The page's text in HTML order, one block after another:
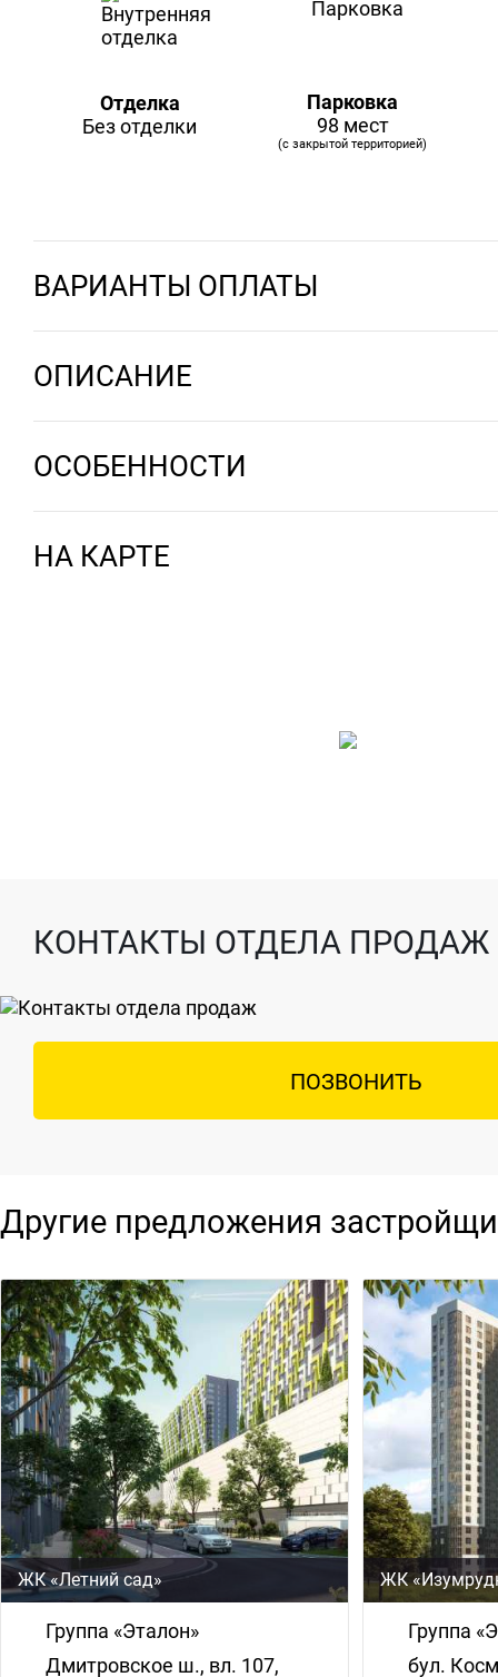
Отделка
Без отделки
Парковка
98 мест
(с закрытой территорией)
ВАРИАНТЫ ОПЛАТЫ
ОПИСАНИЕ
ОСОБЕННОСТИ
НА КАРТЕ
КОНТАКТЫ ОТДЕЛА ПРОДАЖ
ПОЗВОНИТЬ
Другие предложения
ЖК «Летний сад»
Группа «Эталон»
Дмитровское ш., вл. 107,
ЖК
Группа
бул.